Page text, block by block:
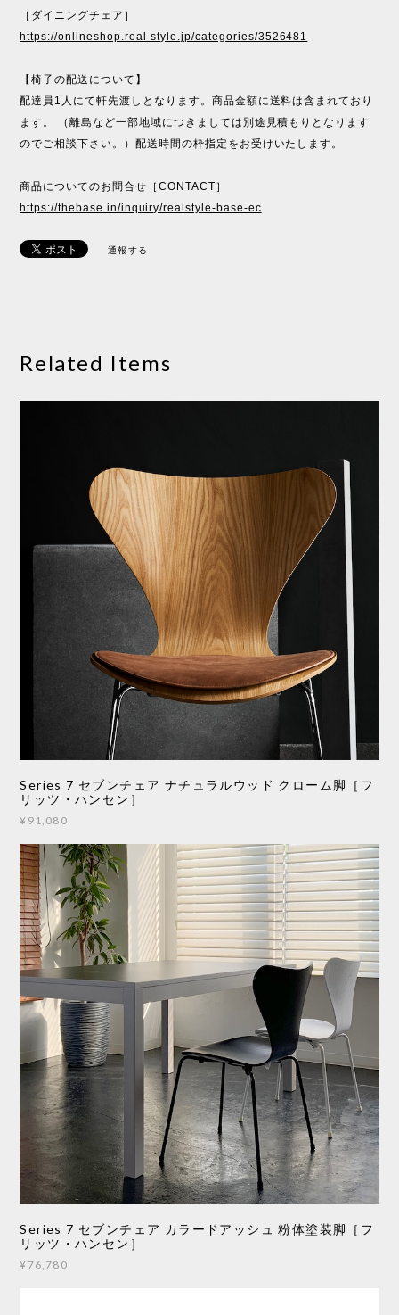
［ダイニングチェア］
https://onlineshop.real-style.jp/categories/3526481
【椅子の配送について】
配達員1人にて軒先渡しとなります。商品金額に送料は含まれており
ます。 （離島など一部地域につきましては別途見積もりとなります
のでご相談下さい。）配送時間の枠指定をお受けいたします。
商品についてのお問合せ［CONTACT］
https://thebase.in/inquiry/realstyle-base-ec
通報する
Related Items
Series 7 セブンチェア ナチュラルウッド クローム脚［フ
リッツ・ハンセン］
¥91,080
Series 7 セブンチェア カラードアッシュ 粉体塗装脚［フ
リッツ・ハンセン］
¥76,780